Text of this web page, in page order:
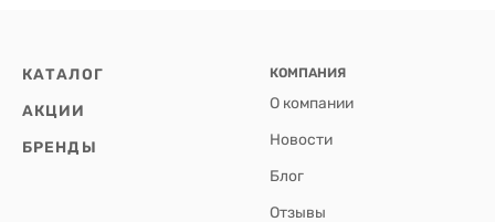
КАТАЛОГ
АКЦИИ
БРЕНДЫ
КОМПАНИЯ
О компании
Новости
Блог
Отзывы